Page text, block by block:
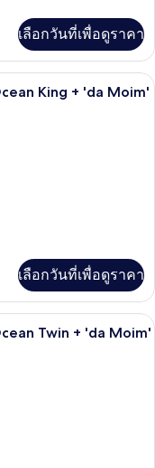
เลือกวันที่เพื่อดูราคา
นระดับพรีเมียม, ผ้านวมขนเ
King + 'da Moim'
เลือกวันที่เพื่อดูราคา
นระดับพรีเมียม, ผ้านวมขนเ
Twin + 'da Moim'